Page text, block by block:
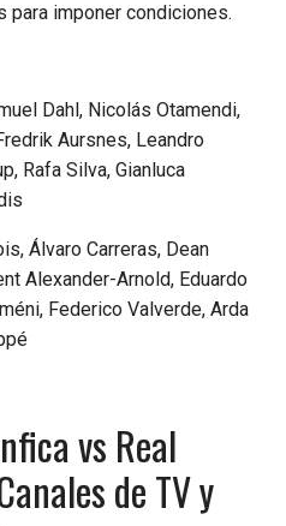
imponer condiciones.
Dahl, Nicolás Otamendi,
Aursnes, Leandro
Rafa Silva, Gianluca
Álvaro Carreras, Dean
Alexander-Arnold, Eduardo
Federico Valverde, Arda
vs Real
de TV y